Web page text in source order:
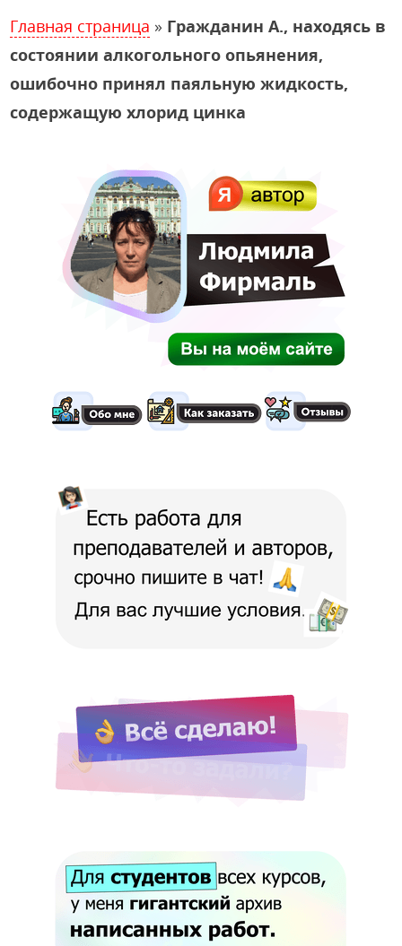
Главная страница » Гражданин А., находясь в
состоянии алкогольного опьянения,
ошибочно принял паяльную жидкость,
содержащую хлорид цинка